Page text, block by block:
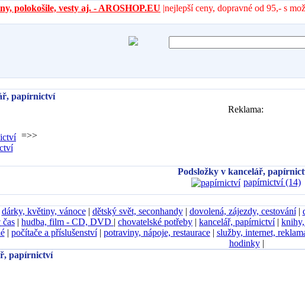
polokošile, vesty aj. - AROSHOP.EU |nejlepší ceny, dopravné od 95,- s
papírnictví
Reklama:
=>>
Podsložky v kancelář,
papírnictví (14)
dárky, květiny, vánoce| dětský svět, seconhandy| dovolená, zájezdy, cestování|
| hudba, film - CD, DVD | chovatelské potřeby | kancelář, papírnictví|
| počítače a příslušenství| potraviny, nápoje, restaurace| služby, internet,
hodinky|
papírnictví